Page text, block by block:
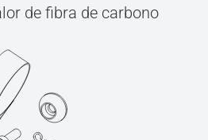
de fibra de carbono